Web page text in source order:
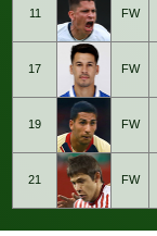
11 FW
17 FW
19 FW
21 FW